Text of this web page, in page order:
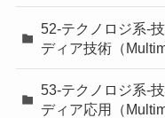
52-テクノロジ系-
ディア技術（
53-テクノロジ系-
ディア応用（